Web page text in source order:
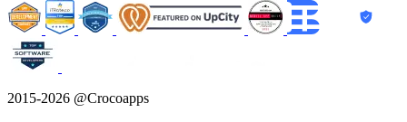
2015-2026 @Crocoapps